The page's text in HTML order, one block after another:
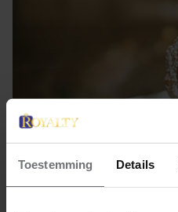
Toestemming Details